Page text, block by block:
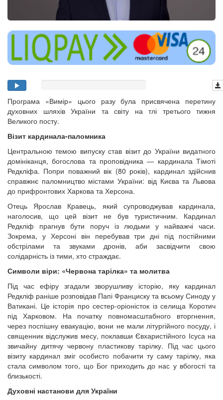
Програма «Вимір» цього разу була присвячена перетину
духовних шляхів України та світу на тлі третього тижня
Великого посту.
Візит кардинала-паломника
Центральною темою випуску став візит до України видатного
домініканця, богослова та проповідника — кардинала Тімоті
Редкліфа. Попри поважний вік (80 років), кардинал здійснив
справжнє паломництво містами України: від Києва та Львова
до прифронтових Харкова та Херсона.
Отець Ярослав Кравець, який супроводжував кардинала,
наголосив, що цей візит не був туристичним. Кардинал
Редкліф прагнув бути поруч із людьми у найважчі часи.
Зокрема, у Херсоні він перебував три дні під постійними
обстрілами та звуками дронів, аби засвідчити свою
солідарність із тими, хто страждає.
Символи віри: «Червона тарілка» та молитва
Під час ефіру згадали зворушливу історію, яку кардинал
Редкліф раніше розповідав Папі Франциску та всьому Синоду у
Ватикані. Це історія про сестер-оріоністок із селища Коротич
під Харковом. На початку повномасштабного вторгнення,
через поспішну евакуацію, вони не мали літургійного посуду, і
священник відслужив месу, поклавши Євхаристійного Ісуса на
звичайну дитячу червону пластикову тарілку. Під час цього
візиту кардинал зміг особисто побачити ту саму тарілку, яка
стала символом того, що Бог приходить до нас у вбогості та
близькості.
Духовні настанови для України